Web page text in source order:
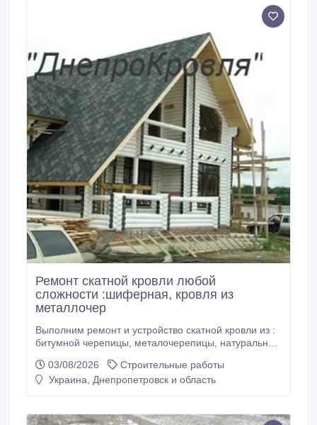
Ремонт скатной кровли любой
сложности :шиферная, кровля из
металлочер
Выполним ремонт и устройство скатной кровли из :
битумной черепицы, металочерепицы, натуральной
кровельный пирог : от стропильной до коньковой.
Выезд специалиста и составление сметы ( на
03/08/2026
Строительные работы
Украина, Днепропетровск и область